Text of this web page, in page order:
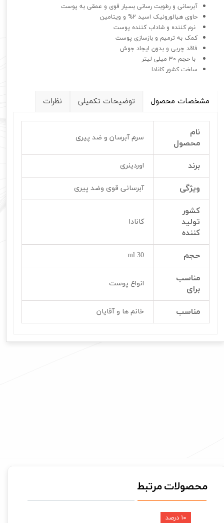
آبرسانی و رطوبت رسانی بسیار قوی و عمقی به پوست
حاوی هیالورونیک اسید 2% و ویتامین
نرم کننده و شاداب کننده پوست
کمک به ترمیم و بازسازی پوست
فاقد چربی و بدون ایجاد جوش
با حجم 30 میلی لیتر
ساخت کشور کانادا
مشخصات محصول توضیحات تکمیلی نظرات
نام
محصول
سرم آبرسان و ضد پیری
برند اوردینری
ویژگی آبرسانی قوی وضد پیری
کشور
تولید
کننده
کانادا
حجم 30 ml
مناسب
برای
انواع پوست
مناسب خانم ها و آقایان
محصولات مرتبط
۱۰ درصد